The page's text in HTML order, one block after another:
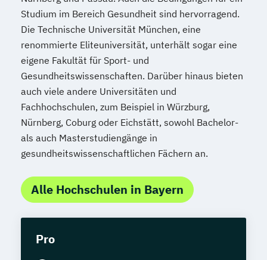
Studium im Bereich Gesundheit sind hervorragend.
Die Technische Universität München, eine
renommierte Eliteuniversität, unterhält sogar eine
eigene Fakultät für Sport- und
Gesundheitswissenschaften. Darüber hinaus bieten
auch viele andere Universitäten und
Fachhochschulen, zum Beispiel in Würzburg,
Nürnberg, Coburg oder Eichstätt, sowohl Bachelor-
als auch Masterstudiengänge in
gesundheitswissenschaftlichen Fächern an.
Alle Hochschulen in Bayern
Pro